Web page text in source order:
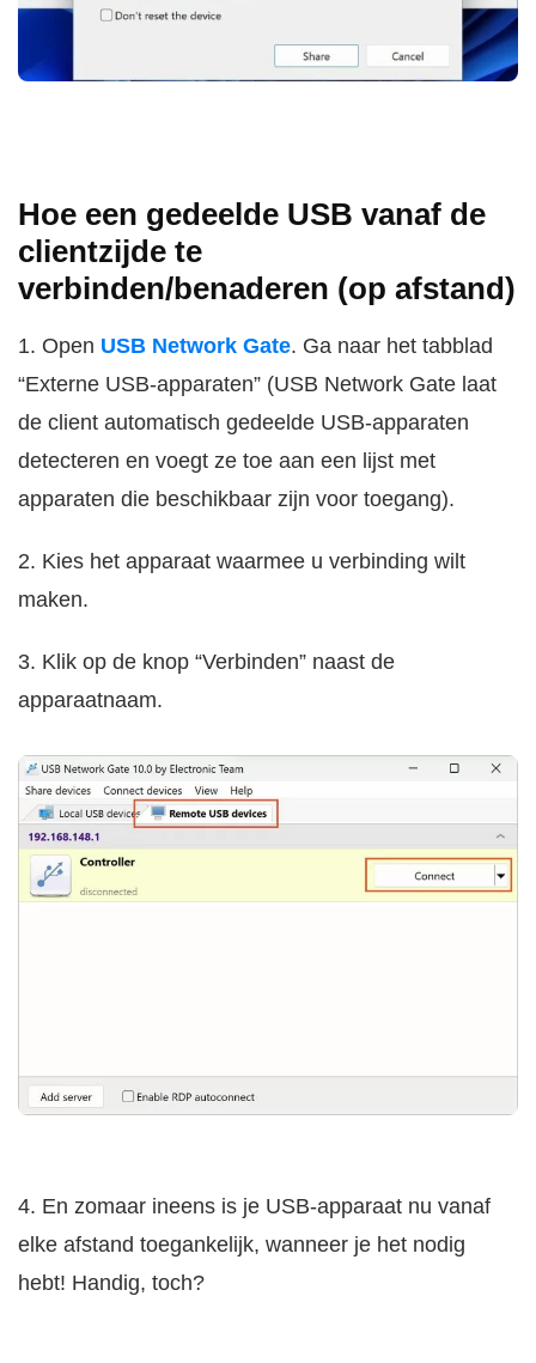
Hoe een gedeelde USB vanaf de
clientzijde te
verbinden/benaderen (op afstand)
1. Open USB Network Gate. Ga naar het tabblad
“Externe USB-apparaten” (USB Network Gate laat
de client automatisch gedeelde USB-apparaten
detecteren en voegt ze toe aan een lijst met
apparaten die beschikbaar zijn voor toegang).
2. Kies het apparaat waarmee u verbinding wilt
maken.
3. Klik op de knop “Verbinden” naast de
apparaatnaam.
4. En zomaar ineens is je USB-apparaat nu vanaf
elke afstand toegankelijk, wanneer je het nodig
hebt! Handig, toch?